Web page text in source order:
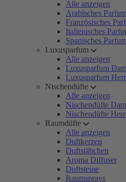
Alle anzeigen
Arabisches Parfum
Französisches
Italienisches
Spanisches Parfum
Luxusparfum
Alle anzeigen
Luxusparfum
Luxusparfum
Nischendüfte
Alle anzeigen
Nischendüfte
Nischendüfte
Raumdüfte
Alle anzeigen
Duftkerzen
Duftstäbchen
Aroma Diffuser
Duftsteine
Raumsprays